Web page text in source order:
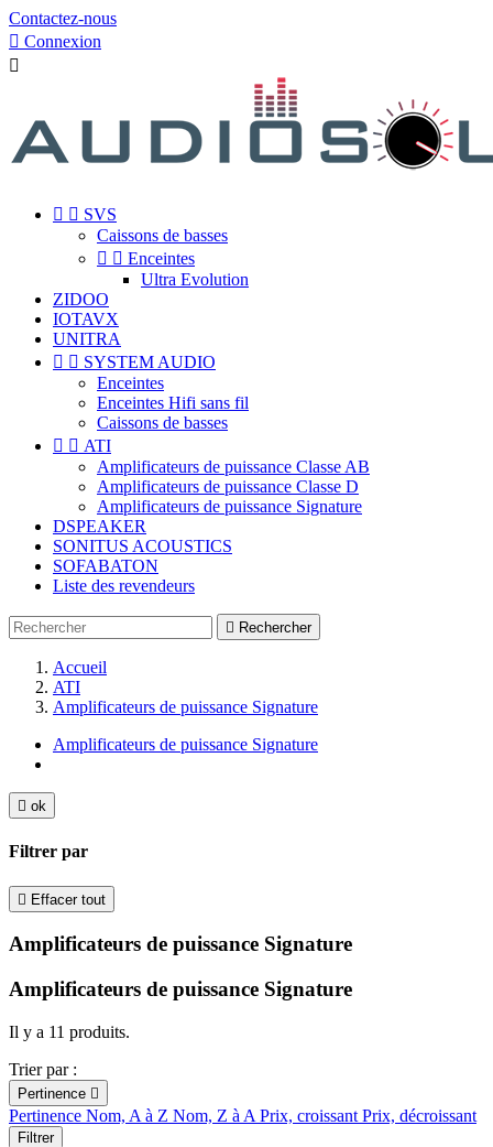
Contactez-nous
 Connexion

  SVS
Caissons de basses
  Enceintes
Ultra Evolution
ZIDOO
IOTAVX
UNITRA
  SYSTEM AUDIO
Enceintes
Enceintes Hifi sans fil
Caissons de basses
  ATI
Amplificateurs de puissance Classe AB
Amplificateurs de puissance Classe D
Amplificateurs de puissance Signature
DSPEAKER
SONITUS ACOUSTICS
SOFABATON
Liste des revendeurs
 Rechercher
Accueil
ATI
Amplificateurs de puissance Signature
Amplificateurs de puissance Signature
 ok
Filtrer par
 Effacer tout
Amplificateurs de puissance Signature
Amplificateurs de puissance Signature
Il y a 11 produits.
Trier par :
Pertinence 
Pertinence Nom, A à Z Nom, Z à A Prix, croissant Prix, décroissant
Filtrer